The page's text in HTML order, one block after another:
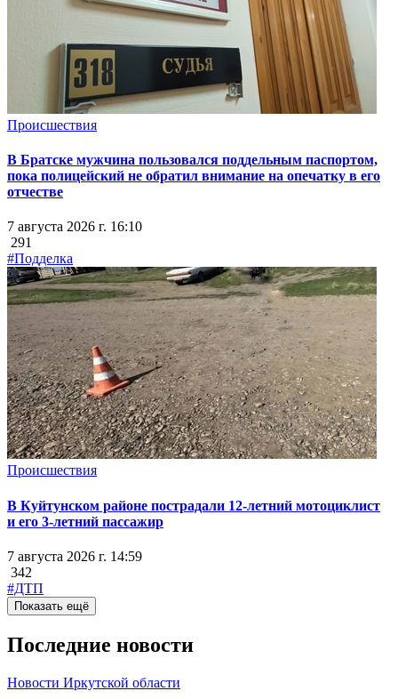
Происшествия
В Братске мужчина пользовался поддельным паспортом,
пока полицейский не обратил внимание на опечатку в его
отчестве
7 августа 2026 г. 16:10
291
#Подделка
Происшествия
В Куйтунском районе пострадали 12-летний мотоциклист
и его 3-летний пассажир
7 августа 2026 г. 14:59
342
#ДТП
Показать ещё
Последние новости
Новости Иркутской области